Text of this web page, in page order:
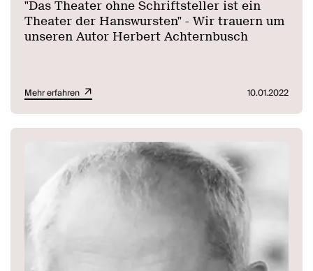
"Das Theater ohne Schriftsteller ist ein
Theater der Hanswursten" - Wir trauern um
unseren Autor Herbert Achternbusch
Mehr erfahren 10.01.2022